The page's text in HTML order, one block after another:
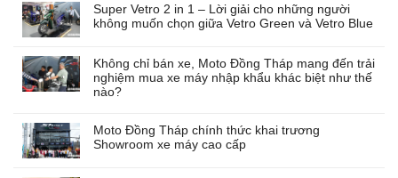
Super Vetro 2 in 1 – Lời giải cho những người
không muốn chọn giữa Vetro Green và Vetro Blue
Không chỉ bán xe, Moto Đồng Tháp mang đến trải
nghiệm mua xe máy nhập khẩu khác biệt như thế
nào?
Moto Đồng Tháp chính thức khai trương
Showroom xe máy cao cấp